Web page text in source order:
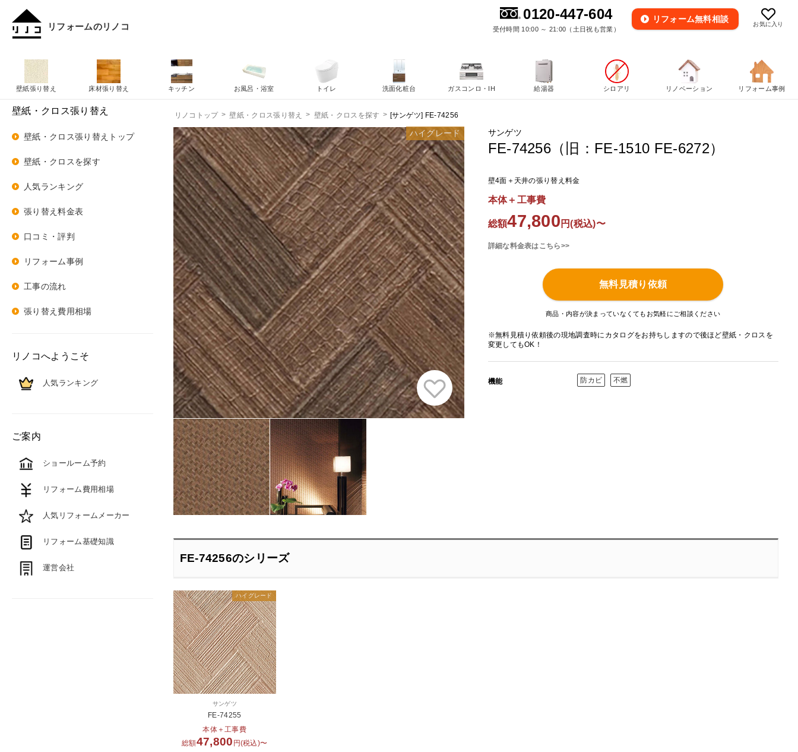
リフォームのリノコ お気に入り
0120-447-604
受付時間 10:00 ～ 21:00（土日祝も営業）
リフォーム無料相談
リノコトップ 壁紙・クロス張り替え 壁紙・クロスを探す [サンゲツ] FE-74256
サンゲツ
FE-74256（旧：FE-1510 FE-6272）
ハイグレード
壁4面＋天井の張り替え料金
本体＋工事費
総額47,800 円(税込)〜
詳細な料金表はこちら>>
無料見積り依頼
商品・内容が決まっていなくてもお気軽にご相談ください
※無料見積り依頼後の現地調査時にカタログをお持ちしますので後ほど壁紙・クロスを
変更してもOK！
機能 防カビ 不燃
FE-74256のシリーズ
サンゲツ
FE-74255
本体＋工事費
総額47,800 円(税込)〜
ハイグレード
壁紙張り替え 床材張り替え キッチン お風呂・浴室 トイレ 洗面化粧台 ガスコンロ・IH 給湯器 シロアリ リノベーション リフォーム事例
壁紙・クロス張り替え
壁紙・クロス張り替えトップ
壁紙・クロスを探す
人気ランキング
張り替え料金表
口コミ・評判
リフォーム事例
工事の流れ
張り替え費用相場
リノコへようこそ
人気ランキング
ご案内
ショールーム予約
リフォーム費用相場
人気リフォームメーカー
リフォーム基礎知識
運営会社